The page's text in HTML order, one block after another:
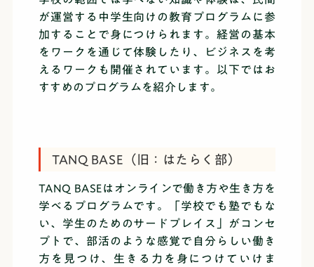
が運営する中学生向けの教育プログラムに参
加することで身につけられます。経営の基本
をワークを通じて体験したり、ビジネスを考
えるワークも開催されています。以下ではお
すすめのプログラムを紹介します。
TANQ BASE（旧：はたらく部）
TANQ BASEはオンラインで働き方や生き方を
学べるプログラムです。「学校でも塾でもな
い、学生のためのサードプレイス」がコンセ
プトで、部活のような感覚で自分らしい働き
方を見つけ、生きる力を身につけていけま